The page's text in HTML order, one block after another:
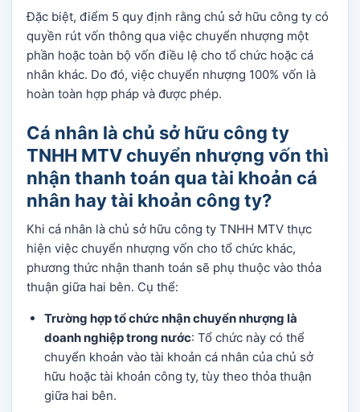
Đặc biệt, điểm 5 quy định rằng chủ sở hữu công ty có
quyền rút vốn thông qua việc chuyển nhượng một
phần hoặc toàn bộ vốn điều lệ cho tổ chức hoặc cá
nhân khác. Do đó, việc chuyển nhượng 100% vốn là
hoàn toàn hợp pháp và được phép.
Cá nhân là chủ sở hữu công ty
TNHH MTV chuyển nhượng vốn thì
nhận thanh toán qua tài khoản cá
nhân hay tài khoản công ty?
Khi cá nhân là chủ sở hữu công ty TNHH MTV thực
hiện việc chuyển nhượng vốn cho tổ chức khác,
phương thức nhận thanh toán sẽ phụ thuộc vào thỏa
thuận giữa hai bên. Cụ thể:
Trường hợp tổ chức nhận chuyển nhượng là
doanh nghiệp trong nước: Tổ chức này có thể
chuyển khoản vào tài khoản cá nhân của chủ sở
hữu hoặc tài khoản công ty, tùy theo thỏa thuận
giữa hai bên.